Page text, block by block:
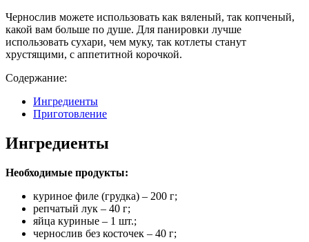
Чернослив можете использовать как вяленый, так копченый,
какой вам больше по душе. Для панировки лучше
использовать сухари, чем муку, так котлеты станут
хрустящими, с аппетитной корочкой.
Содержание:
Ингредиенты
Приготовление
Ингредиенты
Необходимые продукты:
куриное филе (грудка) – 200 г;
репчатый лук – 40 г;
яйца куриные – 1 шт.;
чернослив без косточек – 40 г;